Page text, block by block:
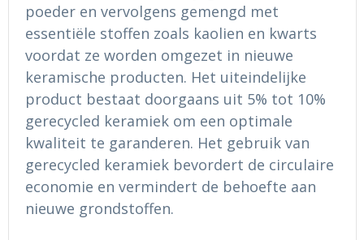
Ademhalingsbescherming
poeder en vervolgens gemengd met
essentiële stoffen zoals kaolien en kwarts
voordat ze worden omgezet in nieuwe
keramische producten. Het uiteindelijke
product bestaat doorgaans uit 5% tot 10%
gerecycled keramiek om een optimale
kwaliteit te garanderen. Het gebruik van
gerecycled keramiek bevordert de circulaire
economie en vermindert de behoefte aan
nieuwe grondstoffen.